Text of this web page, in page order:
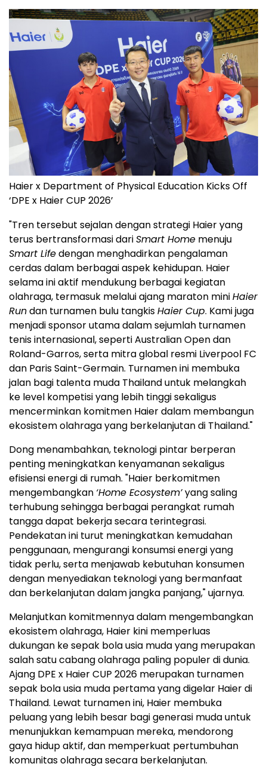
Haier x Department of Physical Education Kicks Off
‘DPE x Haier CUP 2026’
"Tren tersebut sejalan dengan strategi Haier yang
terus bertransformasi dariSmart Home menuju
Smart Lifedengan menghadirkan pengalaman
cerdas dalam berbagai aspek kehidupan. Haier
selama ini aktif mendukung berbagai kegiatan
olahraga, termasuk melalui ajang maraton miniHaier
Rundan turnamen bulu tangkisHaier Cup. Kami juga
menjadi sponsor utama dalam sejumlah turnamen
tenis internasional, seperti Australian Open dan
Roland-Garros, serta mitra global resmi Liverpool FC
dan Paris Saint-Germain. Turnamen ini membuka
jalan bagi talenta muda Thailand untuk melangkah
ke level kompetisi yang lebih tinggi sekaligus
mencerminkan komitmen Haier dalam membangun
ekosistem olahraga yang berkelanjutan di Thailand."
Dong menambahkan, teknologi pintar berperan
penting meningkatkan kenyamanan sekaligus
efisiensi energi di rumah. "Haier berkomitmen
mengembangkan ‘Home Ecosystem’yang saling
terhubung sehingga berbagai perangkat rumah
tangga dapat bekerja secara terintegrasi.
Pendekatan ini turut meningkatkan kemudahan
penggunaan, mengurangi konsumsi energi yang
tidak perlu, serta menjawab kebutuhan konsumen
dengan menyediakan teknologi yang bermanfaat
dan berkelanjutan dalam jangka panjang," ujarnya.
Melanjutkan komitmennya dalam mengembangkan
ekosistem olahraga, Haier kini memperluas
dukungan ke sepak bola usia muda yang merupakan
salah satu cabang olahraga paling populer di dunia.
Ajang DPE x Haier CUP 2026 merupakan turnamen
sepak bola usia muda pertama yang digelar Haier di
Thailand. Lewat turnamen ini, Haier membuka
peluang yang lebih besar bagi generasi muda untuk
menunjukkan kemampuan mereka, mendorong
gaya hidup aktif, dan memperkuat pertumbuhan
komunitas olahraga secara berkelanjutan.